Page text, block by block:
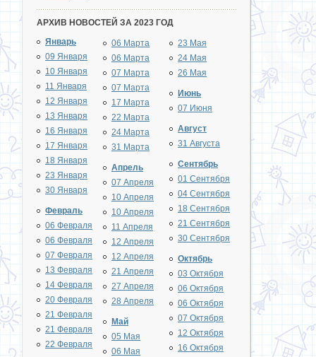
АРХИВ НОВОСТЕЙ ЗА 2023 ГОД
Январь
09 Января
10 Января
11 Января
12 Января
13 Января
16 Января
17 Января
18 Января
23 Января
30 Января
Февраль
06 Февраля
06 Февраля
07 Февраля
13 Февраля
14 Февраля
20 Февраля
21 Февраля
21 Февраля
22 Февраля
06 Марта
06 Марта
07 Марта
07 Марта
17 Марта
22 Марта
24 Марта
31 Марта
Апрель
07 Апреля
10 Апреля
10 Апреля
11 Апреля
12 Апреля
12 Апреля
21 Апреля
27 Апреля
28 Апреля
Май
05 Мая
06 Мая
23 Мая
24 Мая
26 Мая
Июнь
07 Июня
Август
31 Августа
Сентябрь
01 Сентября
04 Сентября
18 Сентября
21 Сентября
30 Сентября
Октябрь
03 Октября
06 Октября
06 Октября
07 Октября
12 Октября
16 Октября